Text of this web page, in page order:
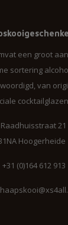
een groot
sortering
van
Raadhuisstraat 21
Hoogerheide
+31 (0)164 612 913